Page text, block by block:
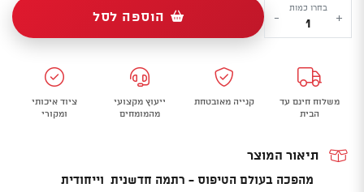
+
כמות
של
Pants
Men
בחרו כמות
- הוספה לסל
משלוח חינם עד
הבית
קנייה מאובטחת
ייעוץ מקצועי
מהמומחים
ציוד איכותי
ומקורי
תיאור המוצר
מהפכה בעולם הטיפוס - רתמה חדשנית וייחודית